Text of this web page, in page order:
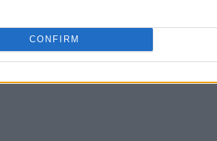
CONFIRM
i tempi di intervento in caso di
dell’andamento operativo
il raccordo tra gli enti
alle criticità riscontrate.